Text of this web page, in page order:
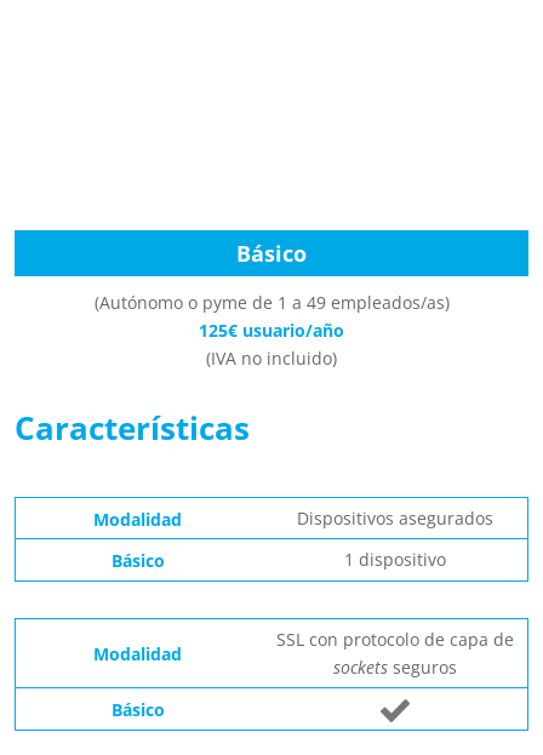
Básico
(Autónomo o pyme de 1 a 49 empleados/as)
125€ usuario/año
(IVA no incluido)
Características
Dispositivos asegurados
1 dispositivo
SSL con protocolo de capa de
sockets seguros